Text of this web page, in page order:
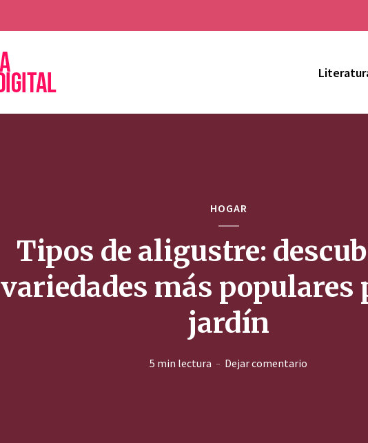
HOGAR
Tipos de aligustre:
variedades más populares
jardín
5 min lectura Dejar comentario